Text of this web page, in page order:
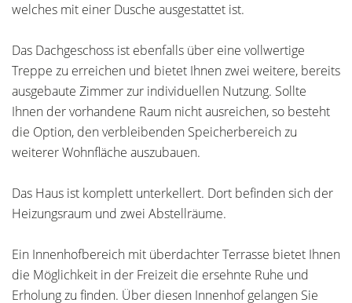
welches mit einer Dusche ausgestattet ist.
Das Dachgeschoss ist ebenfalls über eine vollwertige
Treppe zu erreichen und bietet Ihnen zwei weitere, bereits
ausgebaute Zimmer zur individuellen Nutzung. Sollte
Ihnen der vorhandene Raum nicht ausreichen, so besteht
die Option, den verbleibenden Speicherbereich zu
weiterer Wohnfläche auszubauen.
Das Haus ist komplett unterkellert. Dort befinden sich der
Heizungsraum und zwei Abstellräume.
Ein Innenhofbereich mit überdachter Terrasse bietet Ihnen
die Möglichkeit in der Freizeit die ersehnte Ruhe und
Erholung zu finden. Über diesen Innenhof gelangen Sie